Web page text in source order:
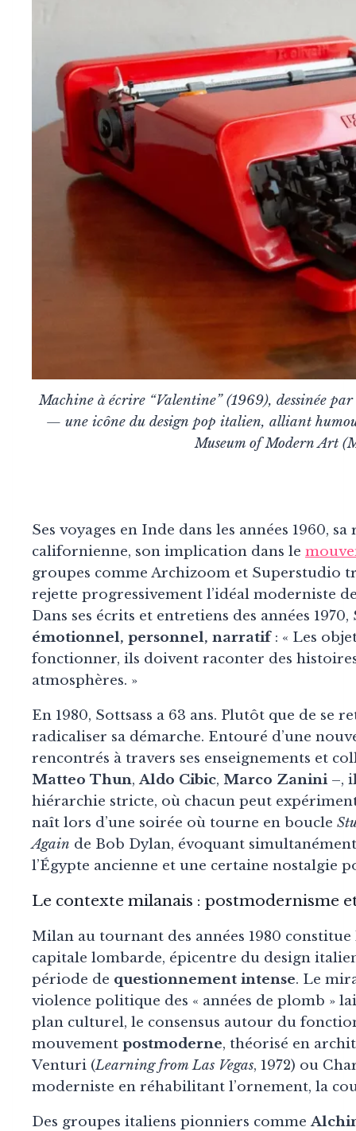
Machine à écrire “Valentine” (1969), dessinée
— une icône du design pop italien, alliant
Museum of Modern Art
Ses voyages en Inde dans les années 1960,
californienne, son implication dans le
groupes comme Archizoom et Superstudio
rejette progressivement l’idéal moderniste
Dans ses écrits et entretiens des années
émotionnel, personnel, narratif: « Les
fonctionner, ils doivent raconter des
atmosphères. »
En 1980, Sottsass a 63 ans. Plutôt que de se
radicaliser sa démarche. Entouré d’une
rencontrés à travers ses enseignements et
Matteo Thun,Aldo Cibic, Marco Zanini–,
hiérarchie stricte, où chacun peut
naît lors d’une soirée où tourne en boucle
Again de Bob Dylan, évoquant
l’Égypte ancienne et une certaine nostalgie
Le contexte milanais : postmodernisme
Milan au tournant des années 1980
capitale lombarde, épicentre du design
période de questionnement intense. Le
violence politique des « années de plomb »
plan culturel, le consensus autour du
mouvement postmoderne, théorisé en
Venturi (Learning from Las Vegas, 1972) ou
moderniste en réhabilitant l’ornement, la
Des groupes italiens pionniers comme